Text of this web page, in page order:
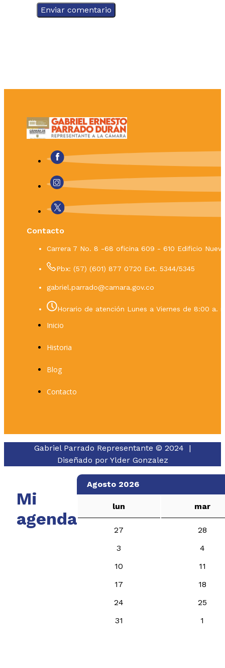
Contacto
Carrera 7 No. 8 -68 oficina 609 - 610 Edificio
Pbx: (57) (601) 877 0720 Ext. 5344/5345
gabriel.parrado@camara.gov.co
Horario de atención Lunes a Viernes de 8:00 a.
Inicio
Historia
Blog
Contacto
Gabriel Parrado Representante © 2024 |
Diseñado por Ylder Gonzalez
Mi
agenda
Agosto 2026
lun mar
27
28
3
4
10
11
17
18
24
25
31
1